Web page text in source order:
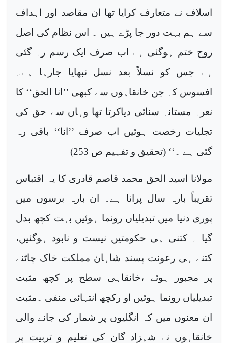
اسلاف نے متعارف کرایا تھا ان مقاصد اور اہداف
سے ہم بہت دور جا پڑے ہیں ۔ اس نظام کی اصل
روح ختم ہوگئی ہے اب صرف ایک رسم رہ گئی
ہے جس کو نسلاً بعد نسل نبھایا جارہا ہے۔
افسوس کہ جن خانقاہوں سے کبھی ’’انا الحق‘‘ کا
نعرہ مستانہ سنائی دیاکرتا تھا وہاں سے حق کی
تجلیات رخصت ہوئیں اب صرف ’’انا‘‘ باقی رہ
گئی ہے ۔‘‘ (تحقیق و تفہیم ص 253)
مولانا اسید الحق محمد قاصم قادری کا یہ اقتباس
تقریباً بارہ سال پرانا ہے۔ ان بارہ برسوں میں
پوری دنیا میں تبدیلیاں رونما ہوئیں بہت کچھ بدل
گیا ۔ کتنی ہی حکومتیں نیست و نابود ہوگئیں،
کتنے ہی رعونت پسند شاہان مملکت خاک چاٹنے
پر مجبور ہوئے ،خانقاہی سطح پر کچھ مثبت
تبدیلیاں رونما ہوئیں او رکچھ انتہائی منفی ۔مثبت
ان معنوں میں کہ انگلیوں پر شمار کی جانے والی
خانقاہوں نے شہزاد گان کی تعلیم و تربیت پر